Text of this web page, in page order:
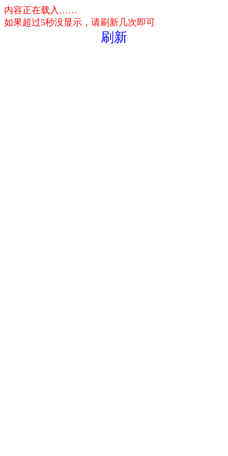
内容正在载入……
如果超过5秒没显示，请刷新几次即可
刷新